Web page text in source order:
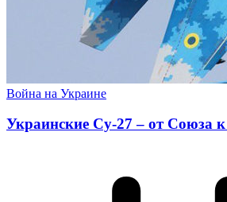
Война на Украине
Украинские Су-27 – от Союза к